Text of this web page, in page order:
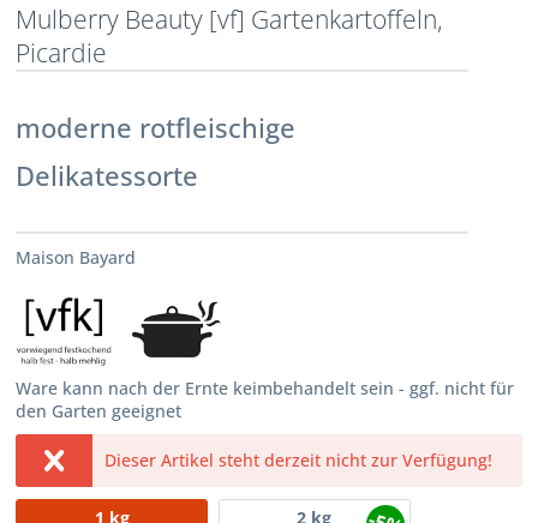
Mulberry Beauty [vf] Gartenkartoffeln,
Picardie
moderne rotfleischige
Delikatessorte
Maison Bayard
Ware kann nach der Ernte keimbehandelt sein - ggf. nicht für
den Garten geeignet
Dieser Artikel steht derzeit nicht zur Verfügung!
1 kg 2 kg